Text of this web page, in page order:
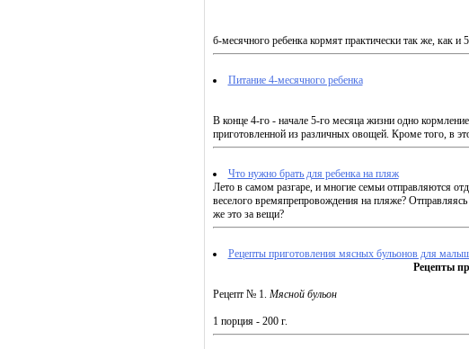
б-месячного ребенка кормят практически так же, как
Питание 4-месячного ребенка
В конце 4-го - начале 5-го месяца жизни одно
приготовленной из различных овощей. Кро­ме того, в
Что нужно брать для ребенка на пляж
Лето в самом разгаре, и многие семьи отправляются
веселого времяпрепровождения на пляже?
же это за вещи?
Рецепты приготовления мясных бульонов для
Рецепты
Рецепт № 1. Мясной бульон
1 порция - 200 г.